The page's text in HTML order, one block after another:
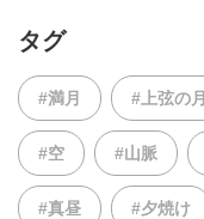
タグ
#満月 #上弦の月
#空 #山脈
#真昼 #夕焼け